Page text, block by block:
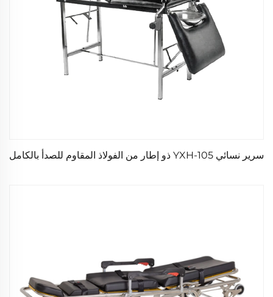
سرير نسائي YXH-105 ذو إطار من الفولاذ المقاوم للصدأ بالكامل